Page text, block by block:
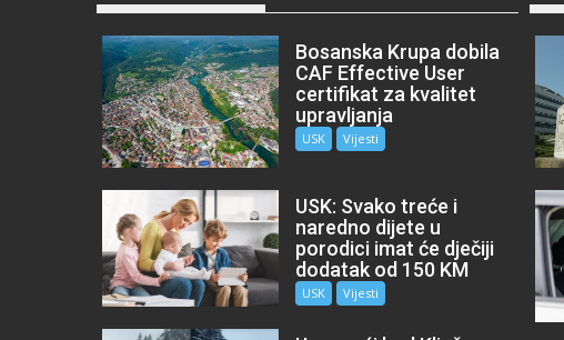
Bosanska Krupa dobila
CAF Effective User
certifikat za kvalitet
upravljanja
USK Vijesti
USK: Svako treće i
naredno dijete u
porodici imat će dječiji
dodatak od 150 KM
USK Vijesti